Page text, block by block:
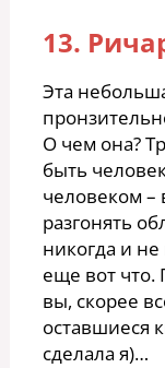
13.
Эта
О чем она?
быть
человеком
разгонять
никогда и
еще вот что.
вы, скорее
оставшиеся
сделала я)…